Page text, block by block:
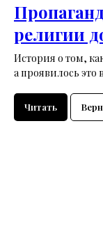
религии
История о том,
а проявилось это
Читать